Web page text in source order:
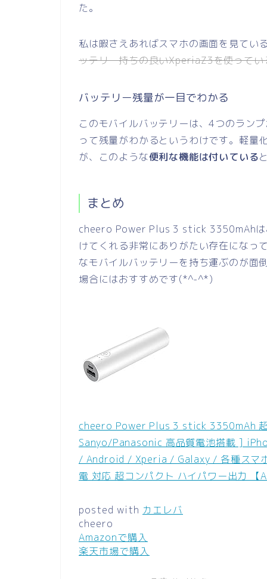
た。
私は暇さえあればスマホの画面を見て
ッテリー持ちの良いXperiaZ3を使ってい
バッテリー残量が一目でわかる
このモバイルバッテリーは、4つのラン
って残量がわかるというわけです。軽量
が、このような便利な機能は付いている
まとめ
cheero Power Plus 3 stick 3350mAhは
けてくれる非常にありがたい存在になっ
なモバイルバッテリーを持ち運ぶのが面
場合にはおすすめです(*^-^*)
cheero Power Plus 3 stick 3350mAh
Sanyo/Panasonic 高品質電池搭載 ]
/ Android / Xperia / Galaxy / 各種スマ
電 対応 超コンパクト ハイパワー出力 【
posted with カエレバ
cheero
Amazonで購入
楽天市場で購入